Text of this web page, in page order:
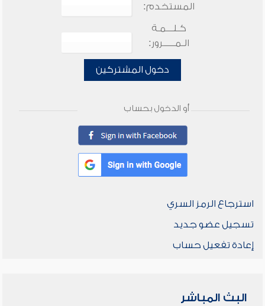
المستخدم:
كـلـــمـة
الـمـــــرور:
دخول المشتركين
أو الدخول بحساب
استرجاع الرمز السري
تسجيل عضو جديد
إعادة تفعيل حساب
البث المباشر